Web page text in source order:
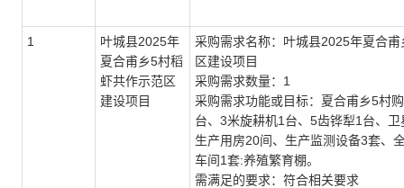
1
叶城县2025年
夏合甫乡5村稻
虾共作示范区
建设项目
采购需求名称：叶城县2025年夏合
区建设项目
采购需求数量：1
采购需求功能或目标：夏合甫乡5村
台、3米旋耕机1台、5齿铧犁1台、
生产用房20间、生产监测设备3套、
车间1套:养殖繁育棚。
需满足的要求：符合相关要求